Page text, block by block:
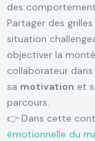
des
Partager des
situation
objectiver la
collaborateur
sa motivation et
parcours.
👉 Dans cette
émotionnelle du